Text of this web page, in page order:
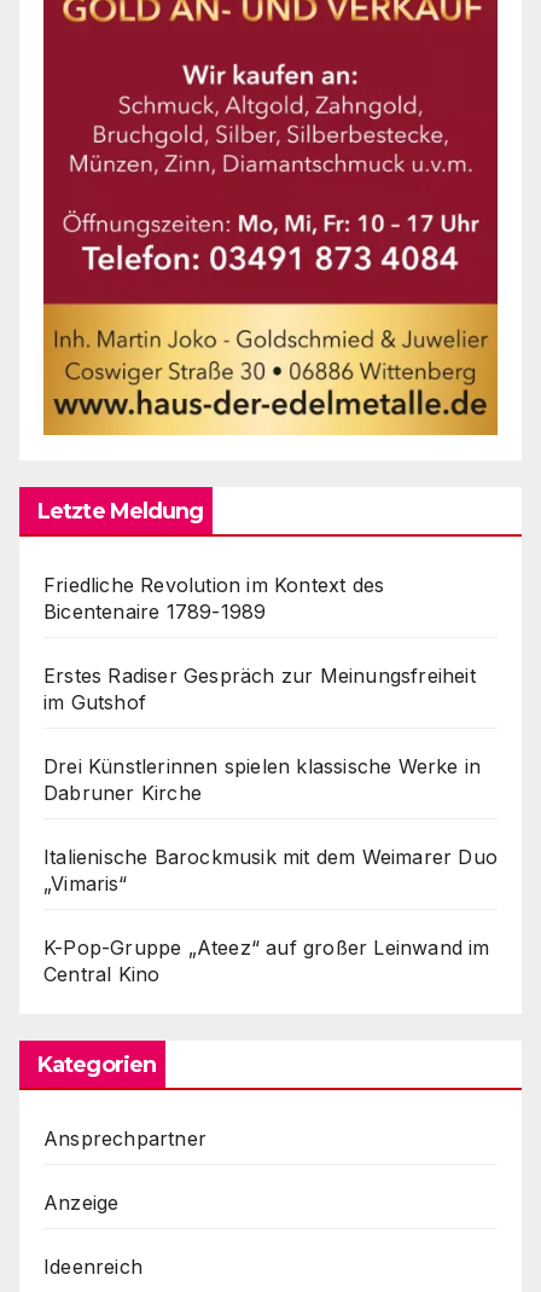
Letzte Meldung
Friedliche Revolution im Kontext des
Bicentenaire 1789-1989
Erstes Radiser Gespräch zur Meinungsfreiheit
im Gutshof
Drei Künstlerinnen spielen klassische Werke in
Dabruner Kirche
Italienische Barockmusik mit dem Weimarer Duo
„Vimaris“
K-Pop-Gruppe „Ateez“ auf großer Leinwand im
Central Kino
Kategorien
Ansprechpartner
Anzeige
Ideenreich